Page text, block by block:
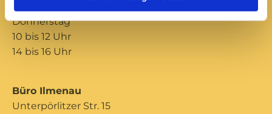
Donnerstag
10 bis 12 Uhr
14 bis 16 Uhr
Büro Ilmenau
Unterpörlitzer Str. 15